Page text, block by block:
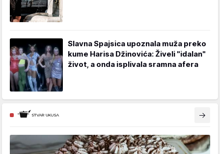
Slavna Spajsica upoznala muža preko
kume Harisa Džinovića: Živeli "idalan"
život, a onda isplivala sramna afera